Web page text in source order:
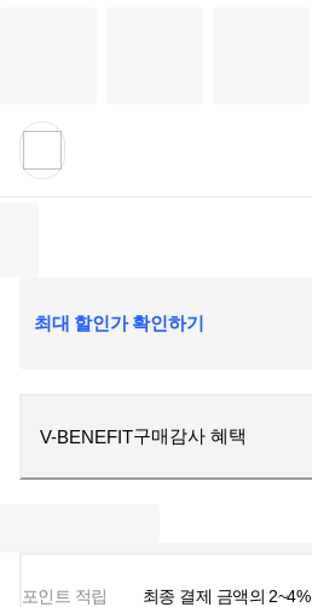
최대 할인가 확인하기
V-BENEFIT구매감사 혜택
포인트 적립 최종 결제 금액의 2~4%